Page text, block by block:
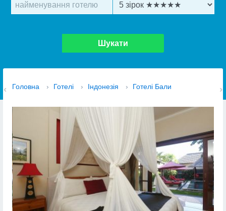
Шукати
Головна › Готелі › Індонезія › Готелі Бали